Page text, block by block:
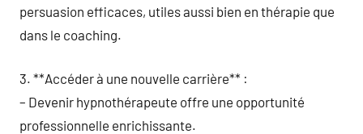
persuasion efficaces, utiles aussi bien en thérapie que
dans le coaching.
3. **Accéder à une nouvelle carrière** :
– Devenir hypnothérapeute offre une opportunité
professionnelle enrichissante.